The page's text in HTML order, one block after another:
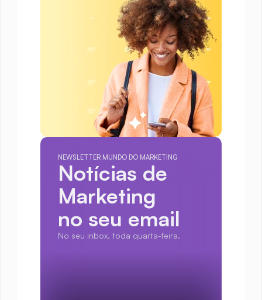
NEWSLETTER MUNDO DO MARKETING
Notícias de
Marketing
no seu email
No seu inbox, toda quarta-feira.